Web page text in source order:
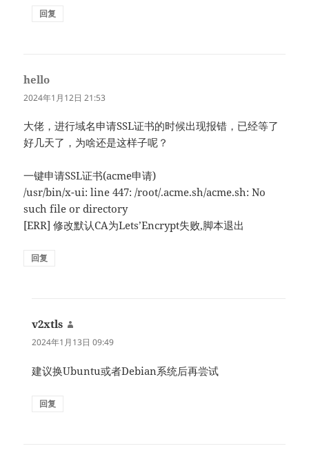
回复
hello
道：
2024年1月12日 21:53
大佬，进行域名申请SSL证书的时候出现报错，已经等了
好几天了，为啥还是这样子呢？
一键申请SSL证书(acme申请)
/usr/bin/x-ui: line 447: /root/.acme.sh/acme.sh: No
such file or directory
[ERR] 修改默认CA为Lets’Encrypt失败,脚本退出
回复
v2xtls
道：
2024年1月13日 09:49
建议换Ubuntu或者Debian系统后再尝试
回复